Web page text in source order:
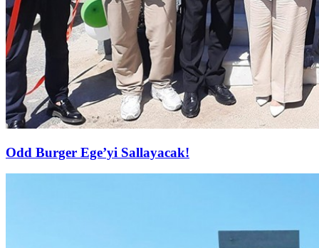
Odd Burger Ege’yi Sallayacak!